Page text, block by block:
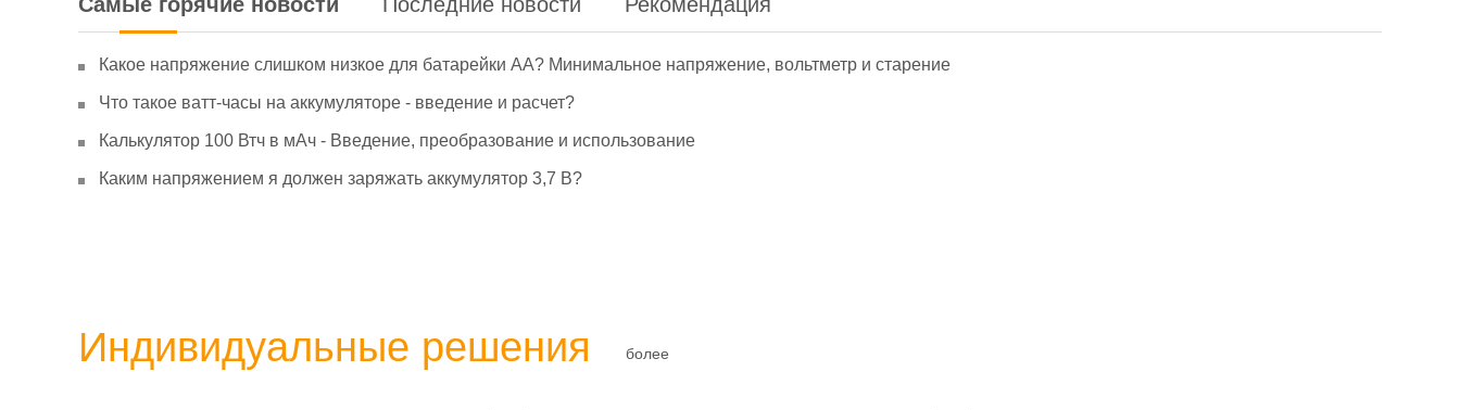
Какое напряжение слишком низкое для батарейки АА? Минимальное напряжение, вольтметр и старение
Что такое ватт-часы на аккумуляторе - введение и расчет?
Калькулятор 100 Втч в мАч - Введение, преобразование и использование
Каким напряжением я должен заряжать аккумулятор 3,7 В?
Индивидуальные решения более